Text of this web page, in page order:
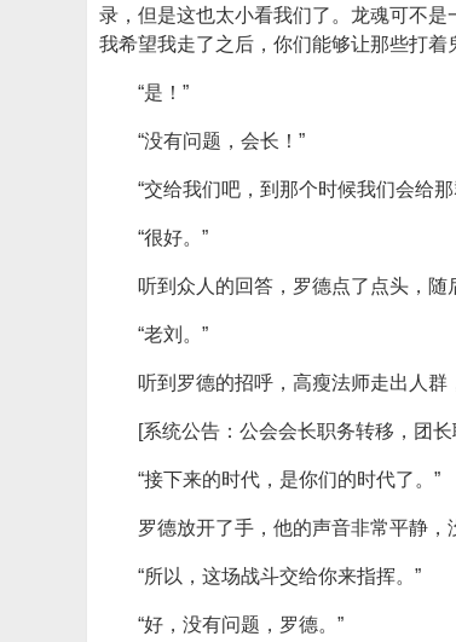
录，但是这也太小看我们了。龙魂可不
我希望我走了之后，你们能够让那些打
“是！”
“没有问题，会长！”
“交给我们吧，到那个时候我们会给
“很好。”
听到众人的回答，罗德点了点头，随
“老刘。”
听到罗德的招呼，高瘦法师走出人
[系统公告：公会会长职务转移，团长
“接下来的时代，是你们的时代了。”
罗德放开了手，他的声音非常平静，
“所以，这场战斗交给你来指挥。”
“好，没有问题，罗德。”